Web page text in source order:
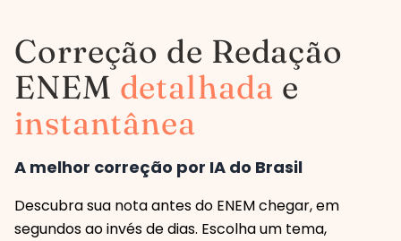
Correção de Redação
ENEM detalhada e
instantânea
A melhor correção por IA do Brasil
Descubra sua nota antes do ENEM chegar, em
segundos ao invés de dias. Escolha um tema,